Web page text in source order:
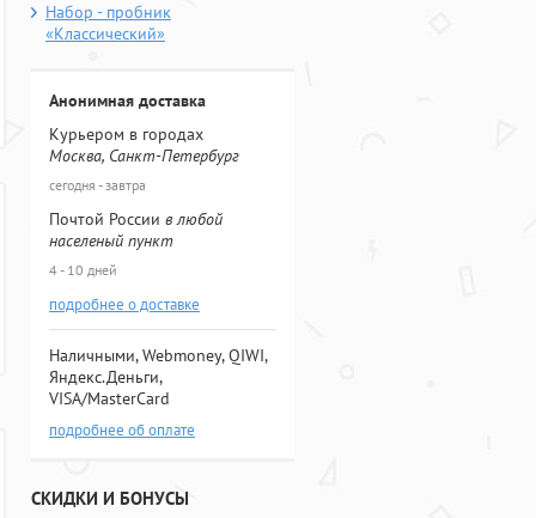
Набор - пробник
«Классический»
Анонимная доставка
Курьером в городах
Москва, Санкт-Петербург
сегодня - завтра
Почтой России в любой
населеный пункт
4 - 10 дней
подробнее о доставке
Наличными, Webmoney, QIWI,
Яндекс.Деньги,
VISA/MasterCard
подробнее об оплате
СКИДКИ И БОНУСЫ